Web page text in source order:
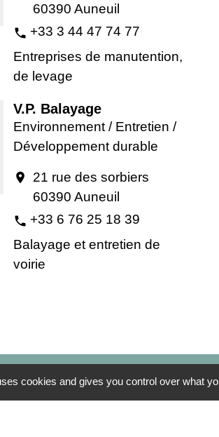
60390 Auneuil
phone +33 3 44 47 74 77
Entreprises de manutention,
de levage
V.P. Balayage
Environnement / Entretien /
Développement durable
location_on
21 rue des sorbiers
60390 Auneuil
phone +33 6 76 25 18 39
Balayage et entretien de
voirie
cookies and gives you control over what